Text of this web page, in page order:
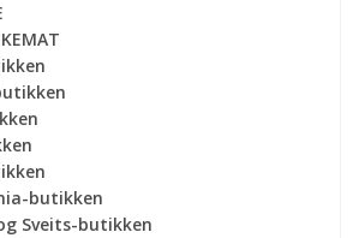
butikken
Sveits-butikken